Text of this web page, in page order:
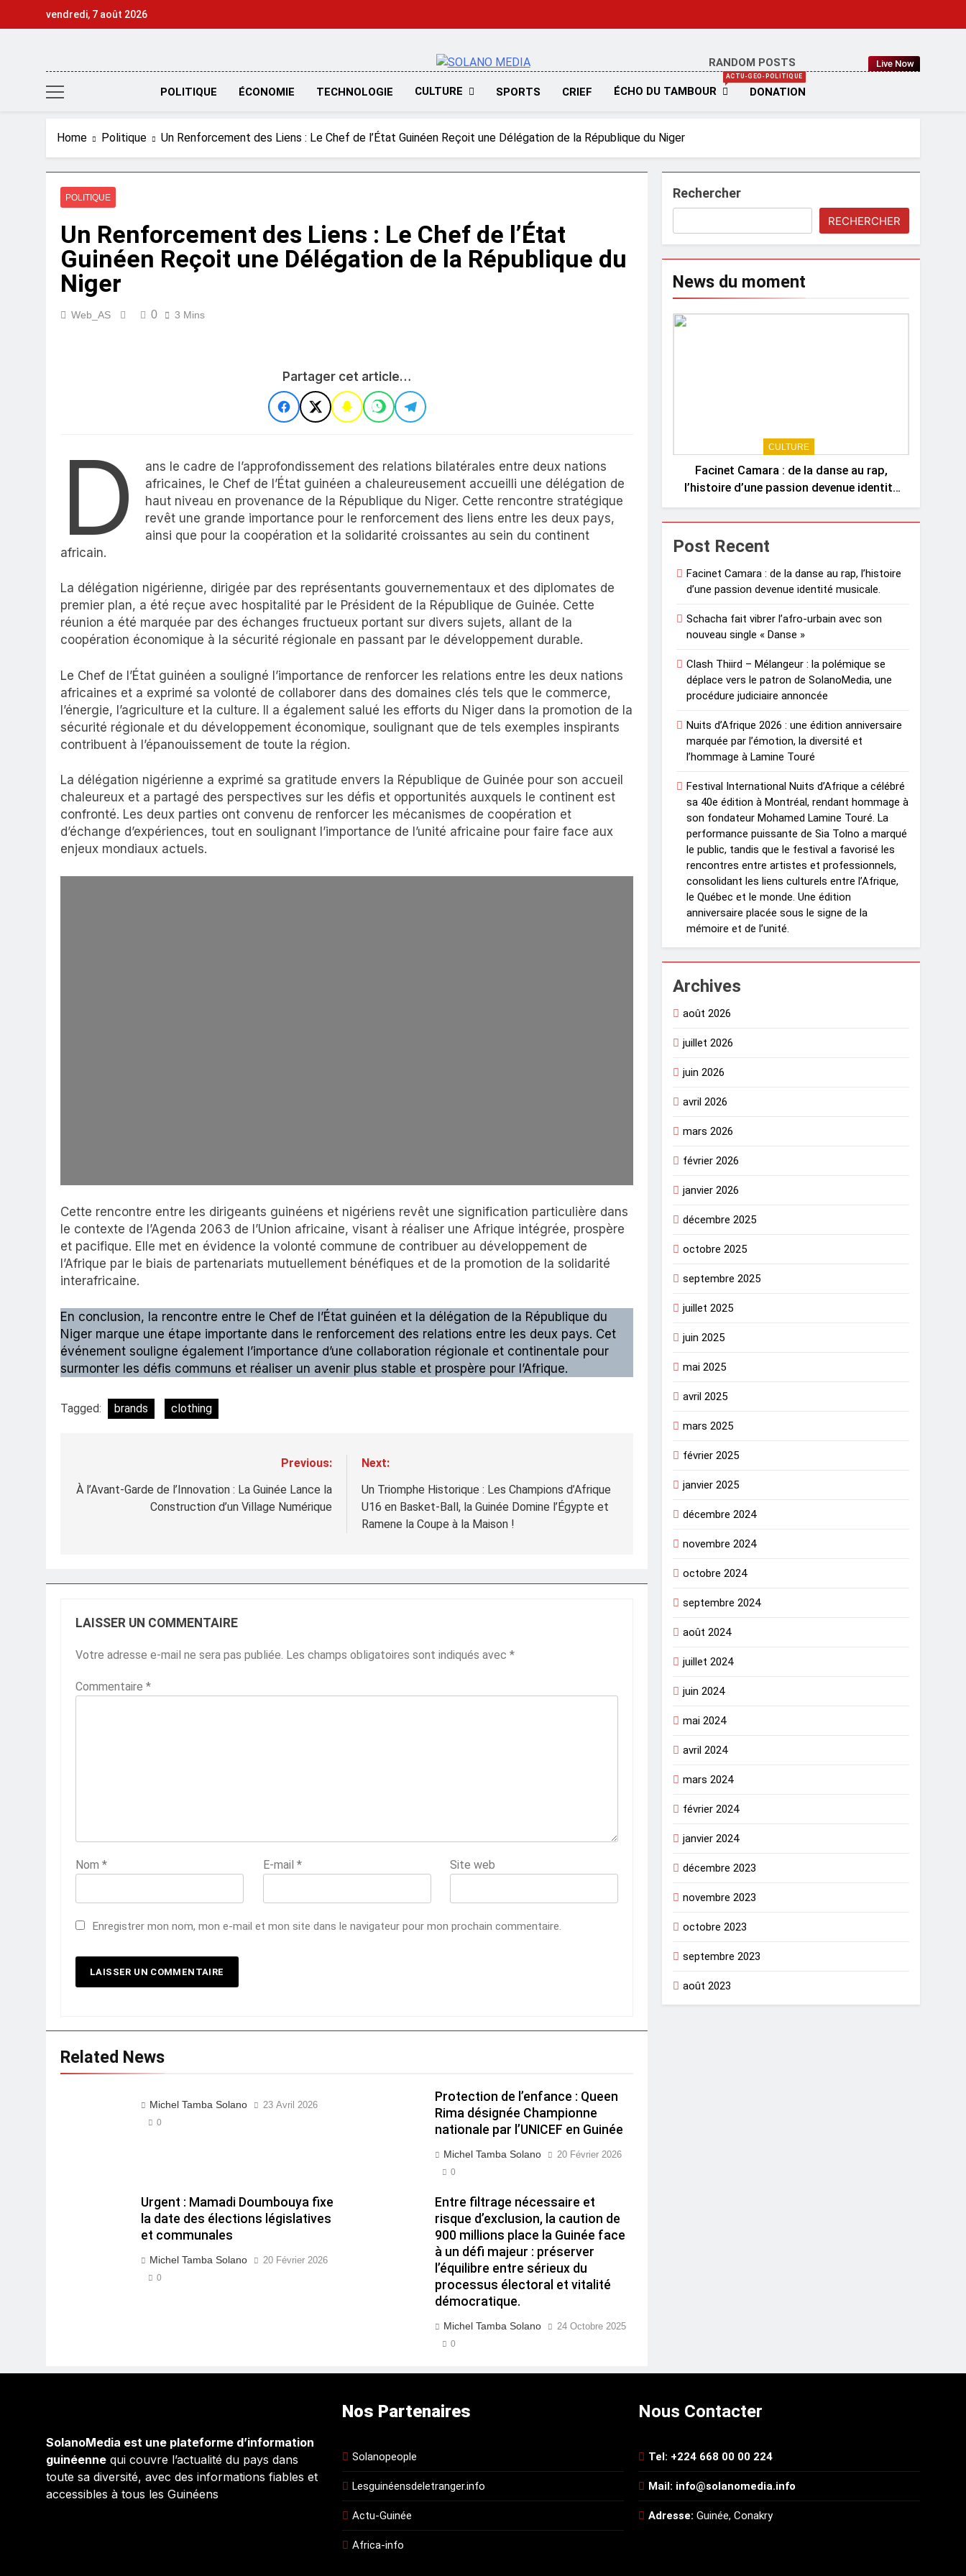
vendredi, 7 août 2026
SOLANO MEDIA
RANDOM POSTS Live Now
POLITIQUE ÉCONOMIE TECHNOLOGIE CULTURE SPORTS CRIEF ÉCHO DU TAMBOUR
ACTU-GEO-POLITIQUE
DONATION
Home Politique Un Renforcement des Liens : Le Chef de l’État Guinéen Reçoit une Délégation de la République du Niger
POLITIQUE
Un Renforcement des Liens : Le Chef de l’État
Guinéen Reçoit une Délégation de la République du
Niger
Web_AS 0 3 Mins
Partager cet article…
D
ans le cadre de l’approfondissement des relations bilatérales entre deux nations
africaines, le Chef de l’État guinéen a chaleureusement accueilli une délégation de
haut niveau en provenance de la République du Niger. Cette rencontre stratégique
revêt une grande importance pour le renforcement des liens entre les deux pays,
ainsi que pour la coopération et la solidarité croissantes au sein du continent
africain.
La délégation nigérienne, dirigée par des représentants gouvernementaux et des diplomates de
premier plan, a été reçue avec hospitalité par le Président de la République de Guinée. Cette
réunion a été marquée par des échanges fructueux portant sur divers sujets, allant de la
coopération économique à la sécurité régionale en passant par le développement durable.
Le Chef de l’État guinéen a souligné l’importance de renforcer les relations entre les deux nations
africaines et a exprimé sa volonté de collaborer dans des domaines clés tels que le commerce,
l’énergie, l’agriculture et la culture. Il a également salué les efforts du Niger dans la promotion de la
sécurité régionale et du développement économique, soulignant que de tels exemples inspirants
contribuent à l’épanouissement de toute la région.
La délégation nigérienne a exprimé sa gratitude envers la République de Guinée pour son accueil
chaleureux et a partagé des perspectives sur les défis et opportunités auxquels le continent est
confronté. Les deux parties ont convenu de renforcer les mécanismes de coopération et
d’échange d’expériences, tout en soulignant l’importance de l’unité africaine pour faire face aux
enjeux mondiaux actuels.
Cette rencontre entre les dirigeants guinéens et nigériens revêt une signification particulière dans
le contexte de l’Agenda 2063 de l’Union africaine, visant à réaliser une Afrique intégrée, prospère
et pacifique. Elle met en évidence la volonté commune de contribuer au développement de
l’Afrique par le biais de partenariats mutuellement bénéfiques et de la promotion de la solidarité
interafricaine.
En conclusion, la rencontre entre le Chef de l’État guinéen et la délégation de la République du
Niger marque une étape importante dans le renforcement des relations entre les deux pays. Cet
événement souligne également l’importance d’une collaboration régionale et continentale pour
surmonter les défis communs et réaliser un avenir plus stable et prospère pour l’Afrique.
Tagged: brands clothing
de
Previous:
À l’Avant-Garde de l’Innovation : La Guinée Lance la
Construction d’un Village Numérique
Next:
Un Triomphe Historique : Les Champions d’Afrique
U16 en Basket-Ball, la Guinée Domine l’Égypte et
Ramene la Coupe à la Maison !
LAISSER UN COMMENTAIRE
Votre adresse e-mail ne sera pas publiée. Les champs obligatoires sont indiqués avec *
Commentaire *
Nom * E-mail * Site web
Enregistrer mon nom, mon e-mail et mon site dans le navigateur pour mon prochain commentaire.
Related News
Michel Tamba Solano 23 Avril 2026
0
Protection de l’enfance : Queen
Rima désignée Championne
nationale par l’UNICEF en Guinée
Michel Tamba Solano 20 Février 2026
0
Urgent : Mamadi Doumbouya fixe
la date des élections législatives
et communales
Michel Tamba Solano 20 Février 2026
0
Entre filtrage nécessaire et
risque d’exclusion, la caution de
900 millions place la Guinée face
à un défi majeur : préserver
l’équilibre entre sérieux du
processus électoral et vitalité
démocratique.
Michel Tamba Solano 24 Octobre 2025
0
Rechercher
RECHERCHER
News du moment
CULTURE
Facinet Camara : de la danse au rap,
l’histoire d’une passion devenue identité
musicale.
Post Recent
Facinet Camara : de la danse au rap, l’histoire
d’une passion devenue identité musicale.
Schacha fait vibrer l’afro-urbain avec son
nouveau single « Danse »
Clash Thiird – Mélangeur : la polémique se
déplace vers le patron de SolanoMedia, une
procédure judiciaire annoncée
Nuits d’Afrique 2026 : une édition anniversaire
marquée par l’émotion, la diversité et
l’hommage à Lamine Touré
Festival International Nuits d’Afrique a célébré
sa 40e édition à Montréal, rendant hommage à
son fondateur Mohamed Lamine Touré. La
performance puissante de Sia Tolno a marqué
le public, tandis que le festival a favorisé les
rencontres entre artistes et professionnels,
consolidant les liens culturels entre l’Afrique,
le Québec et le monde. Une édition
anniversaire placée sous le signe de la
mémoire et de l’unité.
Archives
août 2026
juillet 2026
juin 2026
avril 2026
mars 2026
février 2026
janvier 2026
décembre 2025
octobre 2025
septembre 2025
juillet 2025
juin 2025
mai 2025
avril 2025
mars 2025
février 2025
janvier 2025
décembre 2024
novembre 2024
octobre 2024
septembre 2024
août 2024
juillet 2024
juin 2024
mai 2024
avril 2024
mars 2024
février 2024
janvier 2024
décembre 2023
novembre 2023
octobre 2023
septembre 2023
août 2023
SolanoMedia est une plateforme d’information
guinéenne qui couvre l’actualité du pays dans
toute sa diversité, avec des informations fiables et
accessibles à tous les Guinéens
Nos Partenaires
Solanopeople
Lesguinéensdeletranger.info
Actu-Guinée
Africa-info
Nous Contacter
Tel: +224 668 00 00 224
Mail: info@solanomedia.info
Adresse: Guinée, Conakry